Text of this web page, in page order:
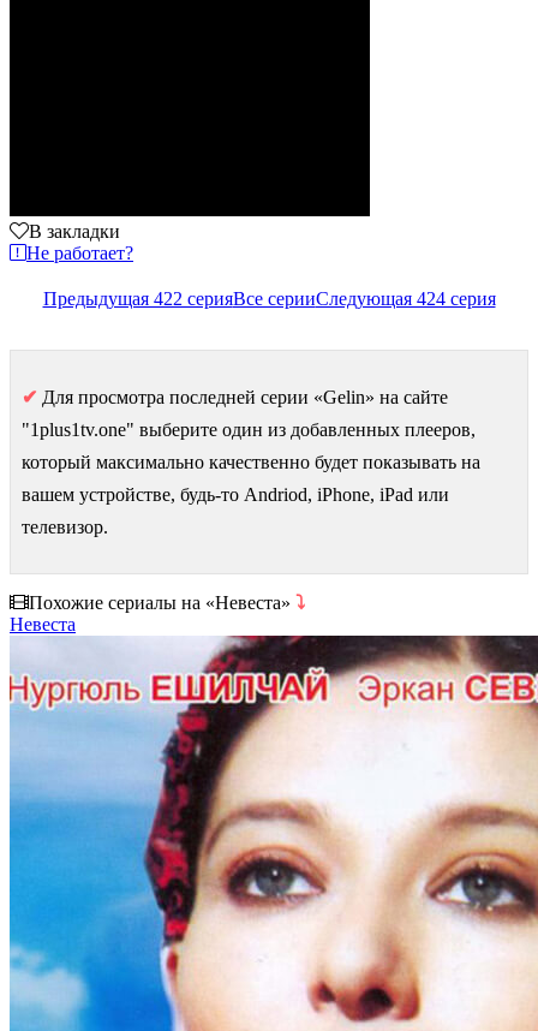
В закладки
Не работает?
Предыдущая 422 серияВсе серииСледующая 424 серия
✔ Для просмотра последней серии «Gelin» на сайте
"1plus1tv.one" выберите один из добавленных плееров,
который максимально качественно будет показывать на
вашем устройстве, будь-то Andriod, iPhone, iPad или
телевизор.
Похожие сериалы на «Невеста» ⤵
Невеста